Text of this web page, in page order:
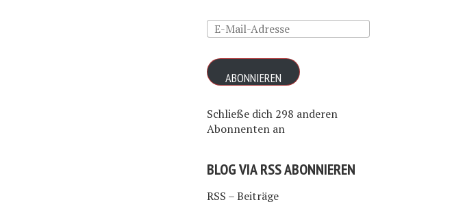
E-
Mail-
Adresse
ABONNIEREN
Schließe dich 298 anderen
Abonnenten an
BLOG VIA RSS ABONNIEREN
RSS – Beiträge